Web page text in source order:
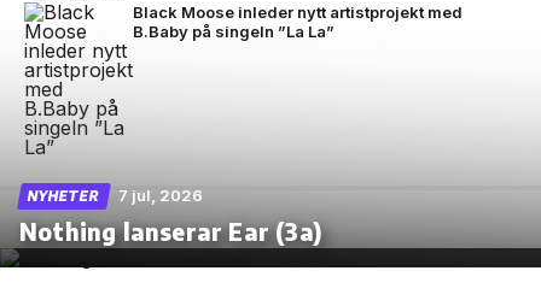
Black Moose inleder nytt artistprojekt med
B.Baby på singeln ”La La”
NYHETER 7 jul, 2026
Nothing lanserar Ear (3a)